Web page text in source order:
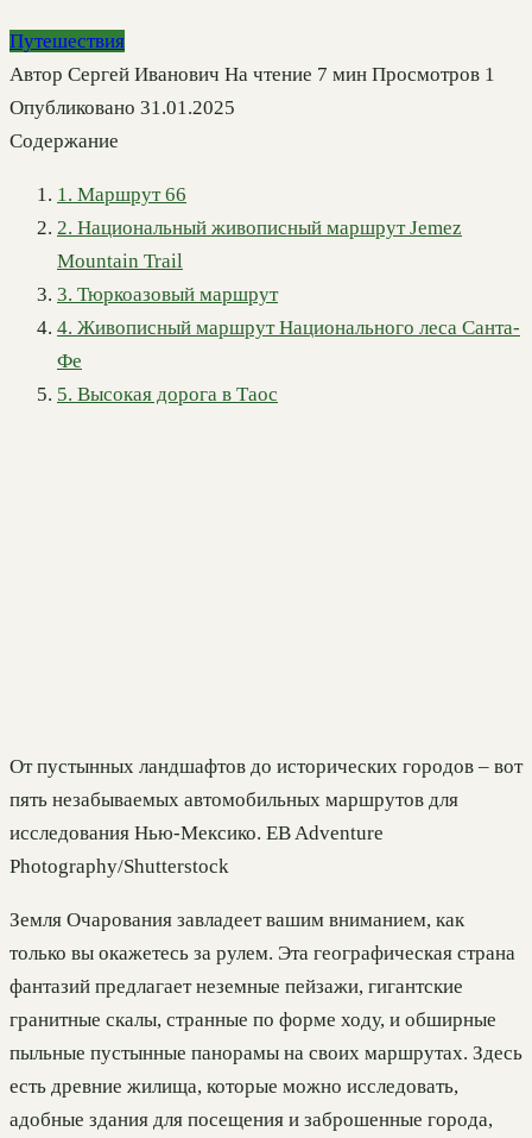
Путешествия
Автор Сергей Иванович На чтение 7 мин Просмотров 1
Опубликовано 31.01.2025
Содержание
1. Маршрут 66
2. Национальный живописный маршрут Jemez
Mountain Trail
3. Тюркоазовый маршрут
4. Живописный маршрут Национального леса Санта-
Фе
5. Высокая дорога в Таос
От пустынных ландшафтов до исторических городов – вот
пять незабываемых автомобильных маршрутов для
исследования Нью-Мексико. EB Adventure
Photography/Shutterstock
Земля Очарования завладеет вашим вниманием, как
только вы окажетесь за рулем. Эта географическая страна
фантазий предлагает неземные пейзажи, гигантские
гранитные скалы, странные по форме ходу, и обширные
пыльные пустынные панорамы на своих маршрутах. Здесь
есть древние жилища, которые можно исследовать,
адобные здания для посещения и заброшенные города,